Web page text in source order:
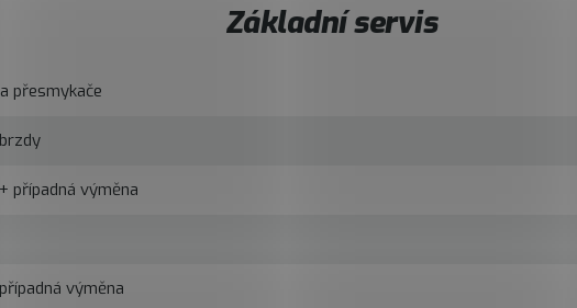
Základní servis
přesmykače
případná výměna
výměna